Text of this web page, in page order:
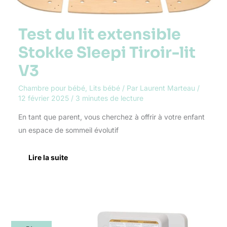
Test du lit extensible
Stokke Sleepi Tiroir-lit
V3
Chambre pour bébé, Lits bébé/ Par Laurent Marteau /
12 février 2025 / 3 minutes de lecture
En tant que parent, vous cherchez à offrir à votre enfant
un espace de sommeil évolutif
Lire la suite
Test